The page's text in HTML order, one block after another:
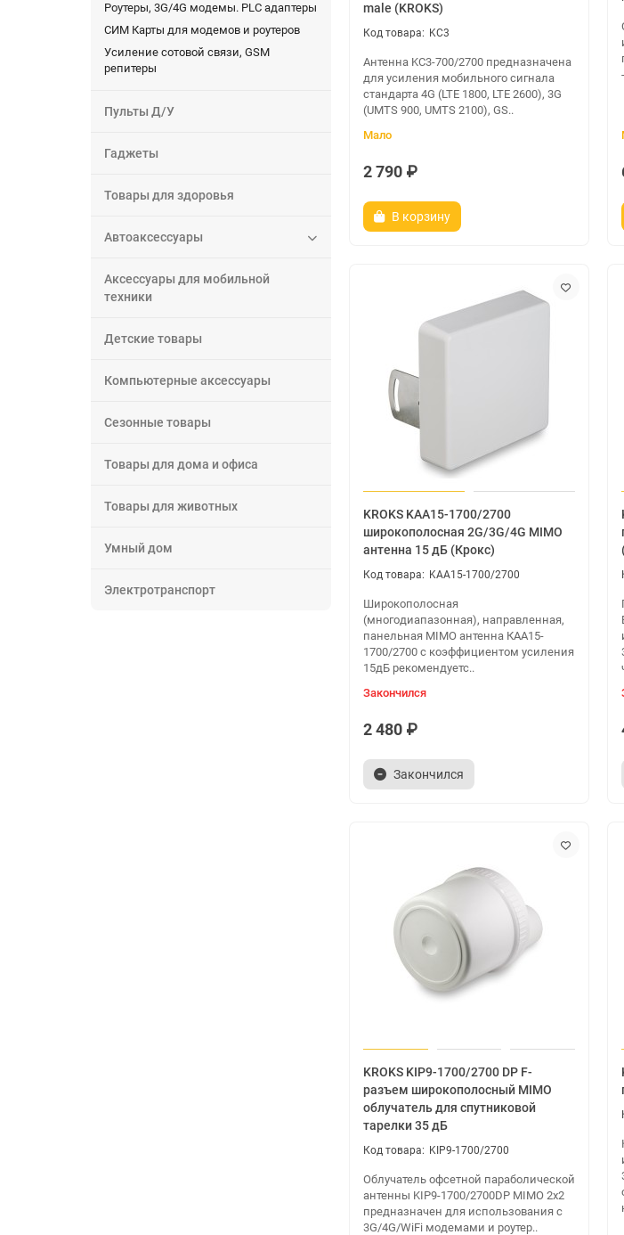
Роутеры, 3G/4G модемы. PLC адаптеры
СИМ Карты для модемов и роутеров
Усиление сотовой связи, GSM
репитеры
Пульты Д/У
Гаджеты
Товары для здоровья
Автоаксессуары
Аксессуары для мобильной
техники
Детские товары
Компьютерные аксессуары
Сезонные товары
Товары для дома и офиса
Товары для животных
Умный дом
Электротранспорт
male (KROKS)
KC3
Антенна KC3-700/2700 предназначена
для усиления мобильного сигнала
стандарта 4G (LTE 1800, LTE 2600), 3G
(UMTS 900, UMTS 2100), GS..
Мало
2 790 ₽
В корзину
KROKS KAA15-1700/2700
широкополосная 2G/3G/4G MIMO
антенна 15 дБ (Крокс)
KAA15-1700/2700
Широкополосная
(многодиапазонная), направленная,
панельная MIMO антенна КАА15-
1700/2700 с коэффициентом усиления
15дБ рекомендуетс..
Закончился
2 480 ₽
Закончился
KROKS KIP9-1700/2700 DP F-
разъем широкополосный MIMO
облучатель для спутниковой
тарелки 35 дБ
KIP9-1700/2700
Облучатель офсетной параболической
антенны KIP9-1700/2700DP MIMO 2х2
предназначен для использования с
3G/4G/WiFi модемами и роутер..